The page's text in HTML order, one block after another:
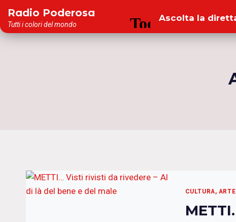
contenuto
Radio Poderosa
Tutti i colori del mondo
Ascolta la
CULTURA,